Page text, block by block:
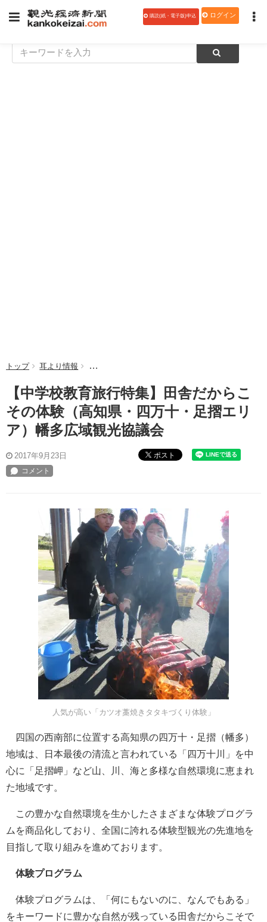
購読(紙・電子版)申込 ログイン
トップ 耳より情報 【中学校教育旅行特集】田舎だからこその体験（
【中学校教育旅行特集】田舎だからこ
その体験（高知県・四万十・足摺エリ
ア）幡多広域観光協議会
2017年9月23日 ポスト
人気が高い「カツオ藁焼きタタキづくり体験」
四国の西南部に位置する高知県の四万十・足摺（幡多）
地域は、日本最後の清流と言われている「四万十川」を中
心に「足摺岬」など山、川、海と多様な自然環境に恵まれ
た地域です。
この豊かな自然環境を生かしたさまざまな体験プログラ
ムを商品化しており、全国に誇れる体験型観光の先進地を
目指して取り組みを進めております。
体験プログラム
体験プログラムは、「何にもないのに、なんでもある」
をキーワードに豊かな自然が残っている田舎だからこそで